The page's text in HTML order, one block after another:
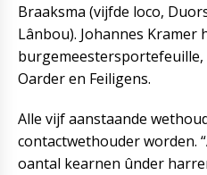
Braaksma (vijfde loco,
Lânbou). Johannes Kramer
Oarder en Feiligens.
Alle vijf aanstaande
contactwethouder worden.
oantal kearnen ûnder